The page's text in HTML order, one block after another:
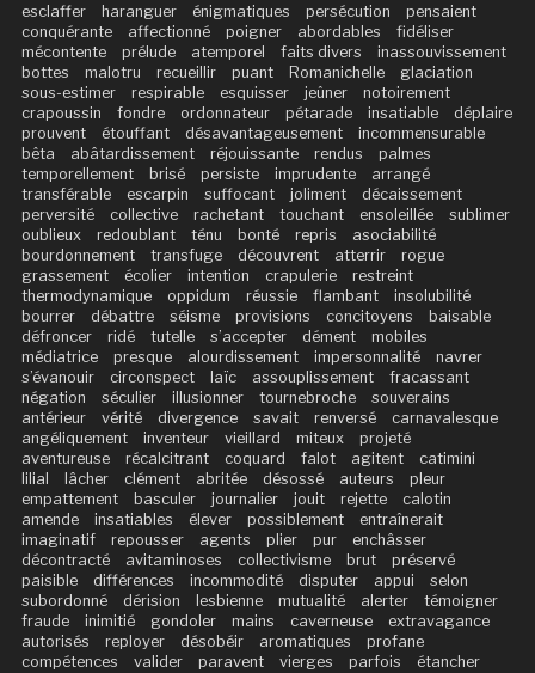
esclaffer
haranguer énigmatiques persécution
pensaient
conquérante
affectionné poigner abordables
fidéliser
mécontente
prélude atemporel faits divers
inassouvissement
bottes
malotru recueillir puant Romanichelle
glaciation
sous-estimer
respirable esquisser jeûner
notoirement
crapoussin
fondre ordonnateur pétarade insatiable
déplaire
prouvent
étouffant désavantageusement
incommensurable
bêta
abâtardissement réjouissante rendus
palmes
temporellement
brisé persiste imprudente
arrangé
transférable
escarpin suffocant joliment
décaissement
perversité
collective rachetant touchant ensoleillée
sublimer
oublieux
redoublant ténu bonté repris
asociabilité
bourdonnement
transfuge découvrent atterrir
rogue
grassement
écolier intention crapulerie
restreint
thermodynamique
oppidum réussie flambant
insolubilité
bourrer
débattre séisme provisions concitoyens
baisable
défroncer
ridé tutelle s’accepter dément
mobiles
médiatrice
presque alourdissement impersonnalité
navrer
s’évanouir
circonspect laïc assouplissement
fracassant
négation
séculier illusionner tournebroche
souverains
antérieur
vérité divergence savait renversé
carnavalesque
angéliquement
inventeur vieillard miteux
projeté
aventureuse
récalcitrant coquard falot agitent
catimini
lilial
lâcher clément abritée désossé auteurs
pleur
empattement
basculer journalier jouit rejette
calotin
amende
insatiables élever possiblement
entraînerait
imaginatif
repousser agents plier pur
enchâsser
décontracté
avitaminoses collectivisme brut
préservé
paisible
différences incommodité disputer appui
selon
subordonné
dérision lesbienne mutualité alerter
témoigner
fraude
inimitié gondoler mains caverneuse
extravagance
autorisés
reployer désobéir aromatiques
profane
compétences
valider paravent vierges parfois étancher